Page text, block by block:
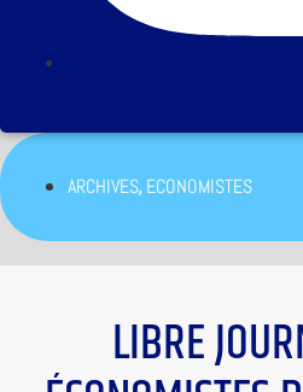
ARCHIVES,ECONOMISTES
LIBRE